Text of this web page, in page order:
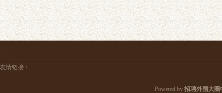
友情链接：
Powered by 招聘外围大圈